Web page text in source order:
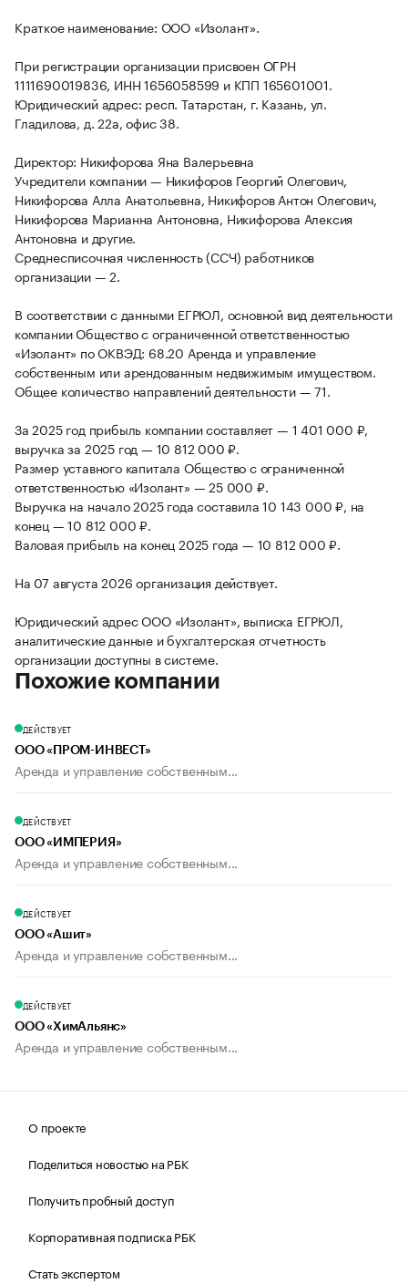
Краткое наименование: ООО «Изолант».
При регистрации организации присвоен ОГРН
1111690019836, ИНН 1656058599 и КПП 165601001.
Юридический адрес: респ. Татарстан, г. Казань, ул.
Гладилова, д. 22а, офис 38.
Директор: Никифорова Яна Валерьевна
Учредители компании — Никифоров Георгий Олегович,
Никифорова Алла Анатольевна, Никифоров Антон Олегович,
Никифорова Марианна Антоновна, Никифорова Алексия
Антоновна и другие.
Среднесписочная численность (ССЧ) работников
организации — 2.
В соответствии с данными ЕГРЮЛ, основной вид деятельности
компании Общество с ограниченной ответственностью
«Изолант» по ОКВЭД: 68.20 Аренда и управление
собственным или арендованным недвижимым имуществом.
Общее количество направлений деятельности — 71.
За 2025 год прибыль компании составляет — 1 401 000 ₽,
выручка за 2025 год — 10 812 000 ₽.
Размер уставного капитала Общество с ограниченной
ответственностью «Изолант» — 25 000 ₽.
Выручка на начало 2025 года составила 10 143 000 ₽, на
конец — 10 812 000 ₽.
Валовая прибыль на конец 2025 года — 10 812 000 ₽.
На 07 августа 2026 организация действует.
Юридический адрес ООО «Изолант», выписка ЕГРЮЛ,
аналитические данные и бухгалтерская отчетность
организации доступны в системе.
Похожие компании
ДЕЙСТВУЕТ
ООО «ПРОМ-ИНВЕСТ»
Аренда и управление собственным...
ДЕЙСТВУЕТ
ООО «ИМПЕРИЯ»
Аренда и управление собственным...
ДЕЙСТВУЕТ
ООО «Ашит»
Аренда и управление собственным...
ДЕЙСТВУЕТ
ООО «ХимАльянс»
Аренда и управление собственным...
О проекте
Поделиться новостью на РБК
Получить пробный доступ
Корпоративная подписка РБК
Стать экспертом